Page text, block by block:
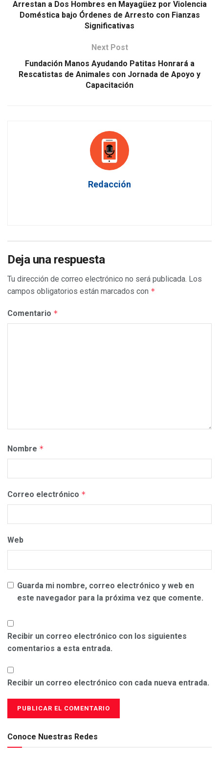
Arrestan a Dos Hombres en Mayagüez por Violencia
Doméstica bajo Órdenes de Arresto con Fianzas
Significativas
Next Post
Fundación Manos Ayudando Patitas Honrará a
Rescatistas de Animales con Jornada de Apoyo y
Capacitación
Redacción
Deja una respuesta
Tu dirección de correo electrónico no será publicada. Los
campos obligatorios están marcados con *
Comentario *
Nombre *
Correo electrónico *
Web
Guarda mi nombre, correo electrónico y web en
este navegador para la próxima vez que comente.
Recibir un correo electrónico con los siguientes
comentarios a esta entrada.
Recibir un correo electrónico con cada nueva entrada.
Conoce Nuestras Redes